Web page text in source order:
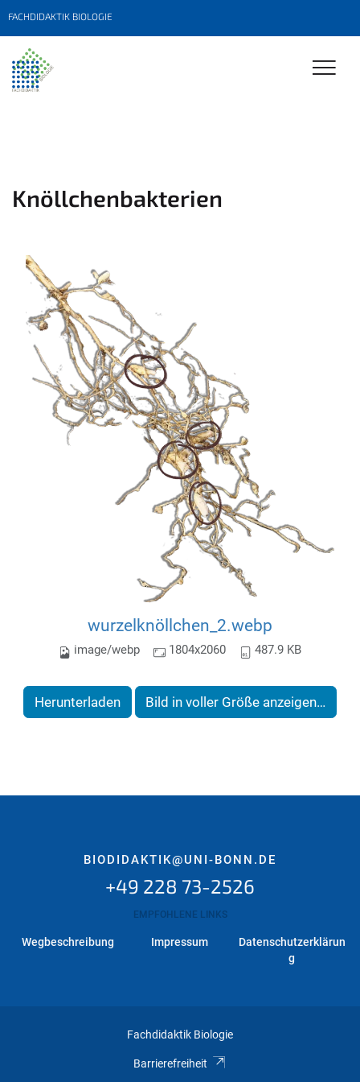
FACHDIDAKTIK BIOLOGIE
Knöllchenbakterien
wurzelknöllchen_2.webp
image/webp 1804x2060 487.9 KB
Herunterladen Bild in voller Größe anzeigen…
BIODIDAKTIK@UNI-BONN.DE
+49 228 73-2526
EMPFOHLENE LINKS
Wegbeschreibung Impressum
Datenschutzerklärun
g
Fachdidaktik Biologie
Barrierefreiheit